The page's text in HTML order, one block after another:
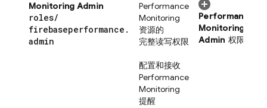
Monitoring Admin
roles/
firebaseperformance .
admin
Performance
Monitoring
资源的
完整读写权限
配置和接收
Performance
Monitoring
提醒
Performance
Monitoring
Admin 权限